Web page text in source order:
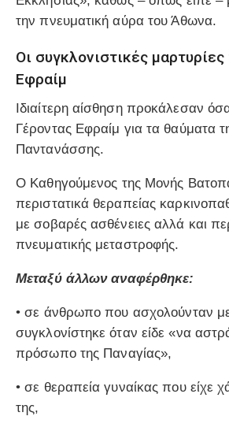
την πνευματική αύρα του Άθωνα.
Οι συγκλονιστικές
Εφραίμ
Ιδιαίτερη αίσθηση προκάλεσαν
Γέροντας Εφραίμ για τα θαύματα
Παντανάσσης.
Ο Καθηγούμενος της Μονής
περιστατικά θεραπείας
με σοβαρές ασθένειες αλλά και
πνευματικής μεταστροφής.
Μεταξύ άλλων αναφέρθηκε:
• σε άνθρωπο που ασχολούνταν με
συγκλονίστηκε όταν είδε «να
πρόσωπο της Παναγίας»,
• σε θεραπεία γυναίκας που είχε
της,